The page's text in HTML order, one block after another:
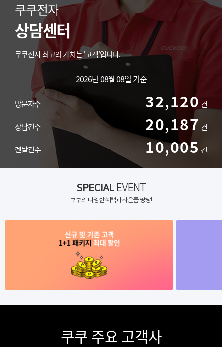
쿠쿠전자
상담센터
쿠쿠전자 최고의 가치는 ‘고객’입니다.
2026년 08월 08일 기준
방문자수 32,120 건
상담건수 20,187 건
렌탈건수 10,005 건
SPECIALEVENT
쿠쿠의 다양한 혜택과 사은품 팡팡!
쿠쿠 주요 고객사